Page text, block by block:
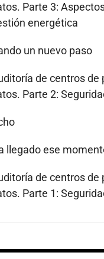
Parte 3:
energética
un nuevo paso
de centros de
Parte 2:
llegado ese
de centros de
Parte 1: